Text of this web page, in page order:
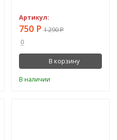
Артикул:
750 Р 1 290Р
0
В корзину
В наличии